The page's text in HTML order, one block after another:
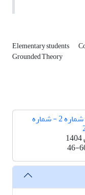
Elementary students
Grounded Theory
دوره 7، شماره 2 - شماره
46-